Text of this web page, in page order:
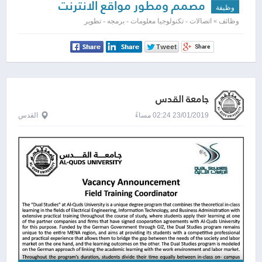
وظيفة مصمم ومطور مواقع الانترنت
وظائف » اتصالات - تكنولوجيا معلومات - برمجه - تطوير
جامعة القدس
23/01/2019 02:24 مساءً القدس